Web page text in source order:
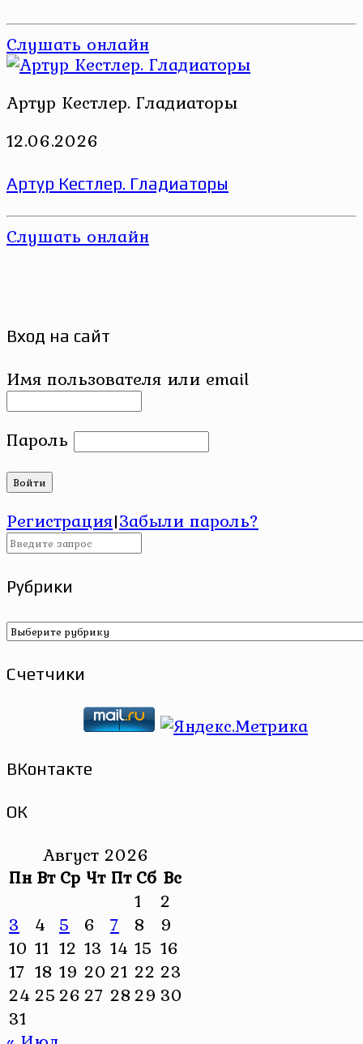
Слушать онлайн
Артур Кестлер. Гладиаторы
12.06.2026
Артур Кестлер. Гладиаторы
Слушать онлайн
Вход на сайт
Имя пользователя или email
Пароль
Регистрация|Забыли пароль?
Рубрики
Рубрики
Счетчики
ВКонтакте
ОК
Август 2026
Пн Вт Ср Чт Пт Сб Вс
1
2
3
4 5 6 7 8
9
10 11 12 13 14 15 16
17 18 19 20 21 22 23
24 2526 27 2829 30
31